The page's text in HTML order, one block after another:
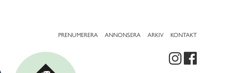
PRENUMERERA ANNONSERA ARKIV KONTAKT